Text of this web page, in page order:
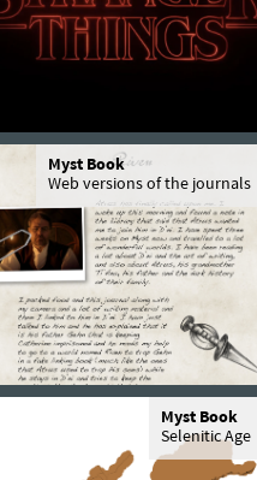
Myst Book
Web versions of the journals
Myst Book
Selenitic Age